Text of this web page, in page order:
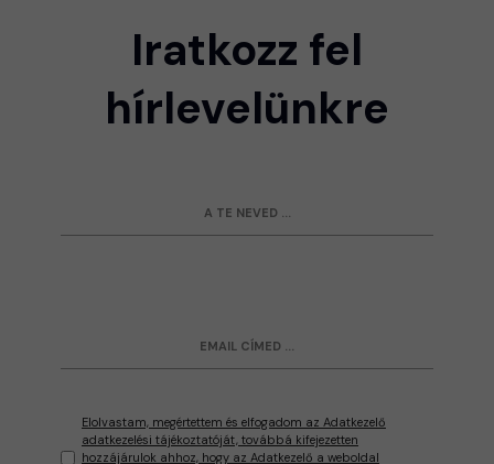
Iratkozz fel
hírlevelünkre
Elolvastam, megértettem és elfogadom az Adatkezelő
adatkezelési tájékoztatóját, továbbá kifejezetten
hozzájárulok ahhoz, hogy az Adatkezelő a weboldal